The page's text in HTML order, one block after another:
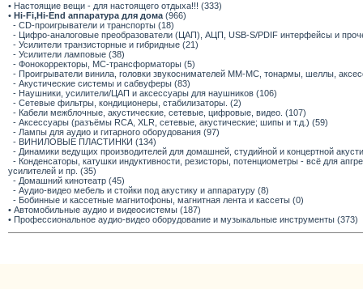
• Настоящие вещи - для настоящего отдыха!!! (333)
• Hi-Fi,Hi-End аппаратура для дома (966)
- CD-проигрыватели и транспорты (18)
- Цифро-аналоговые преобразователи (ЦАП), АЦП, USB-S/PDIF интерфейсы и
- Усилители транзисторные и гибридные (21)
- Усилители ламповые (38)
- Фонокорректоры, МС-трансформаторы (5)
- Проигрыватели винила, головки звукоснимателей ММ-МС, тонармы, шеллы,
- Акустические системы и сабвуферы (83)
- Наушники, усилители/ЦАП и аксессуары для наушников (106)
- Сетевые фильтры, кондиционеры, стабилизаторы. (2)
- Кабели межблочные, акустические, сетевые, цифровые, видео. (107)
- Аксессуары (разъёмы RCA, XLR, сетевые, акустические; шипы и т.д.) (59)
- Лампы для аудио и гитарного оборудования (97)
- ВИНИЛОВЫЕ ПЛАСТИНКИ (134)
- Динамики ведущих производителей для домашней, студийной и концертной
- Конденсаторы, катушки индуктивности, резисторы, потенциометры - всё для
усилителей и пр. (35)
- Домашний кинотеатр (45)
- Аудио-видео мебель и стойки под акустику и аппаратуру (8)
- Бобинные и кассетные магнитофоны, магнитная лента и кассеты (0)
• Автомобильные аудио и видеосистемы (187)
• Профессиональное аудио-видео оборудование и музыкальные инструменты (373)